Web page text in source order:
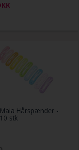
Hårspænder -
stk